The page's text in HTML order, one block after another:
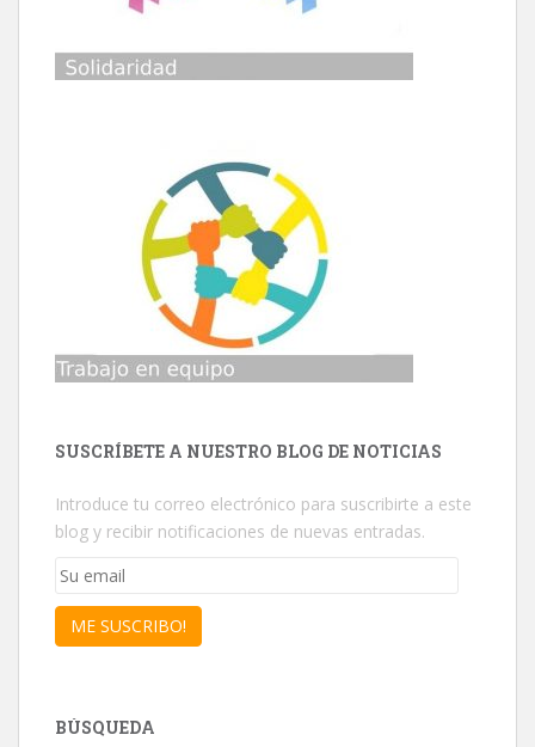
SUSCRÍBETE A NUESTRO BLOG DE NOTICIAS
Introduce tu correo electrónico para suscribirte a este
blog y recibir notificaciones de nuevas entradas.
Su
ME SUSCRIBO!
BÚSQUEDA